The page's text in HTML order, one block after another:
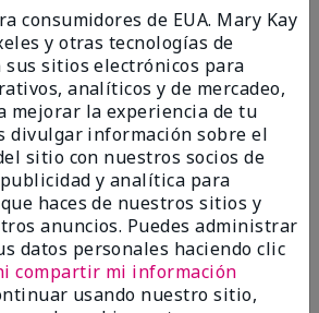
0
2
0
De Piel
Filtrar
reseñas
de
consumidores de EUA. Mary Kay
y otras tecnologías de
sitios electrónicos para
analíticos y de mercadeo,
mejorar la experiencia de tu
divulgar información sobre el
sitio con nuestros socios de
y analítica para
haces de nuestros sitios y
anuncios. Puedes administrar
datos personales haciendo clic
compartir mi información
usando nuestro sitio,